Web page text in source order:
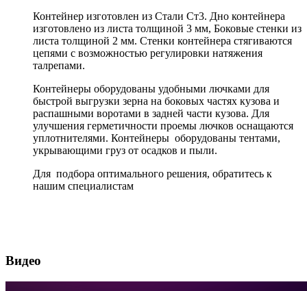
Контейнер изготовлен из Стали Ст3. Дно контейнера
изготовлено из листа толщиной 3 мм, Боковые стенки из
листа толщиной 2 мм. Стенки контейнера стягиваются
цепями с возможностью регулировки натяжения
талрепами.
Контейнеры оборудованы удобными лючками для
быстрой выгрузки зерна на боковых частях кузова и
распашными воротами в задней части кузова. Для
улучшения герметичности проемы лючков оснащаются
уплотнителями. Контейнеры оборудованы тентами,
укрывающими груз от осадков и пыли.
Для подбора оптимального решения, обратитесь к
нашим специалистам
Видео